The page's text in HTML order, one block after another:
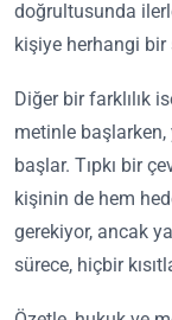
doğrultusunda
kişiye herhangi bir
Diğer bir farklılık
metinle başlarken,
başlar. Tıpkı bir
kişinin de hem
gerekiyor, ancak
sürece, hiçbir